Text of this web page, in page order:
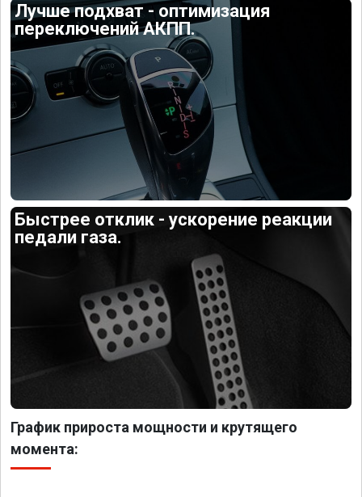
Лучше подхват - оптимизация
переключений АКПП.
Быстрее отклик - ускорение реакции
педали газа.
График прироста мощности и крутящего
момента: